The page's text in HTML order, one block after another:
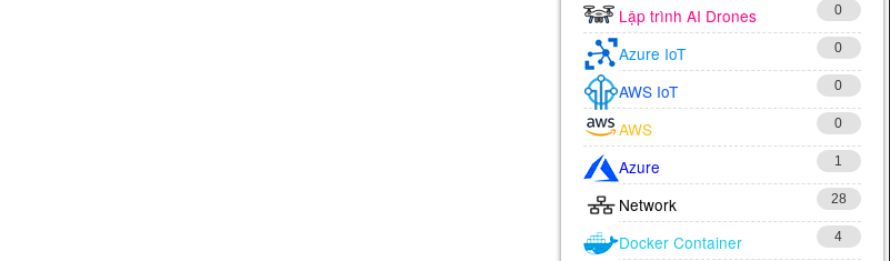
Lập trình AI Drones 0
Azure IoT 0
AWS IoT 0
AWS 0
Azure 1
Network 28
Docker Container 4